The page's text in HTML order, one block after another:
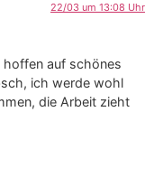
22/03 um 13:08 Uhr
hoffen auf schönes
ich werde wohl
die Arbeit zieht